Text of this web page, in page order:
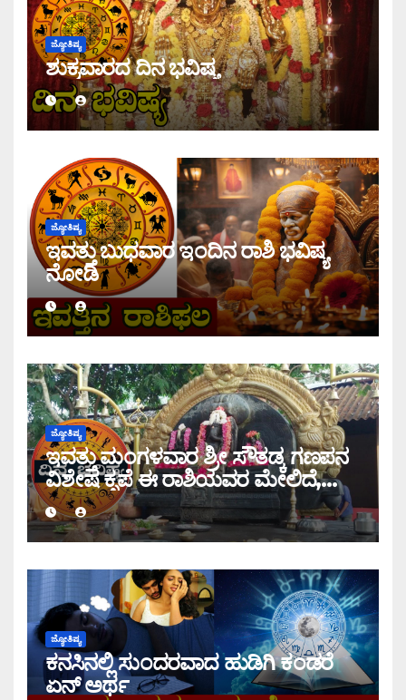
ಜ್ಯೋತಿಷ್ಯ
ಶುಕ್ರವಾರದ ದಿನ ಭವಿಷ್ಯ
ಜ್ಯೋತಿಷ್ಯ
ಇವತ್ತು ಬುಧವಾರ ಇಂದಿನ ರಾಶಿ ಭವಿಷ್ಯ
ನೋಡಿ
ಜ್ಯೋತಿಷ್ಯ
ಇವತ್ತು ಮಂಗಳವಾರ ಶ್ರೀ ಸೌತಡ್ಕ ಗಣಪನ
ವಿಶೇಷ ಕೃಪೆ ಈ ರಾಶಿಯವರ ಮೇಲಿದೆ,
ಇಂದಿನ ರಾಶಿ ಭವಿಷ್ಯ ತಿಳಿಯಿರಿ
ಜ್ಯೋತಿಷ್ಯ
ಕನಸಿನಲ್ಲಿ ಸುಂದರವಾದ ಹುಡಿಗಿ ಕಂಡರೆ
ಏನ್ ಅರ್ಥ